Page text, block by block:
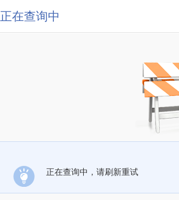
正在查询中
正在查询中，请刷新重试